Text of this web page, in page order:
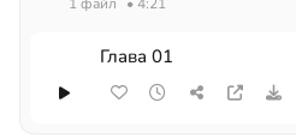
1 файл • 4:21
Глава 01